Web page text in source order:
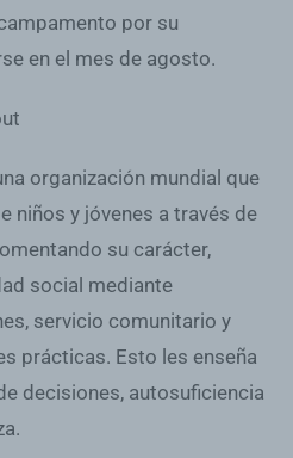
por su
en el mes de agosto.
organización mundial que
niños y jóvenes a través de
su carácter,
social mediante
servicio comunitario y
prácticas. Esto les enseña
decisiones, autosuficiencia